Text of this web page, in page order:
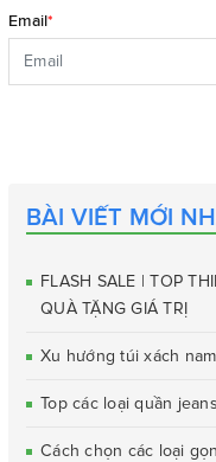
Email*
BÀI VIẾT MỚI
FLASH SALE | TOP
QUÀ TẶNG GIÁ TRỊ
Xu hướng túi xách
Top các loại quần
Cách chọn các loại